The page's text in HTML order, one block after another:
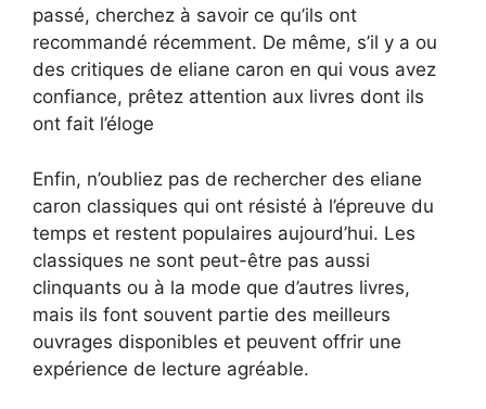
passé, cherchez à savoir ce qu’ils ont
recommandé récemment. De même, s’il y a ou
des critiques de eliane caron en qui vous avez
confiance, prêtez attention aux livres dont ils
ont fait l’éloge
Enfin, n’oubliez pas de rechercher des eliane
caron classiques qui ont résisté à l’épreuve du
temps et restent populaires aujourd’hui. Les
classiques ne sont peut-être pas aussi
clinquants ou à la mode que d’autres livres,
mais ils font souvent partie des meilleurs
ouvrages disponibles et peuvent offrir une
expérience de lecture agréable.